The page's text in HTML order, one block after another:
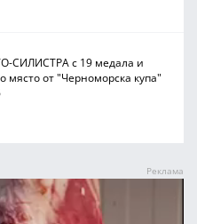
СИЛИСТРА с 19 медала и
място от "Черноморска купа"